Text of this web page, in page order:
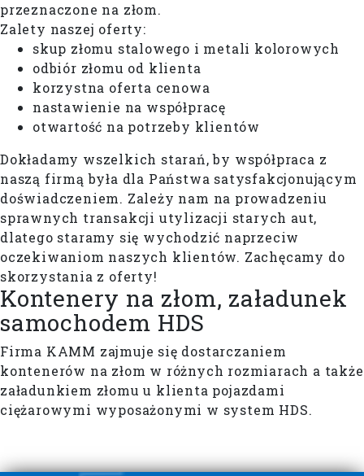
przeznaczone na złom.
Zalety naszej oferty:
skup złomu stalowego i metali kolorowych
odbiór złomu od klienta
korzystna oferta cenowa
nastawienie na współpracę
otwartość na potrzeby klientów
Dokładamy wszelkich starań, by współpraca z
naszą firmą była dla Państwa satysfakcjonującym
doświadczeniem. Zależy nam na prowadzeniu
sprawnych transakcji utylizacji starych aut,
dlatego staramy się wychodzić naprzeciw
oczekiwaniom naszych klientów. Zachęcamy do
skorzystania z oferty!
Kontenery na złom, załadunek
samochodem HDS
Firma KAMM zajmuje się dostarczaniem
kontenerów na złom w różnych rozmiarach a także
załadunkiem złomu u klienta pojazdami
ciężarowymi wyposażonymi w system HDS.